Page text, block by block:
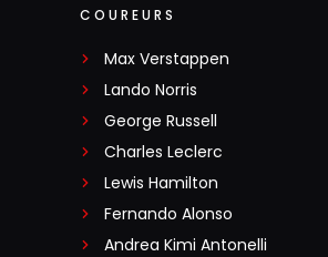
COUREURS
Max Verstappen
Lando Norris
George Russell
Charles Leclerc
Lewis Hamilton
Fernando Alonso
Andrea Kimi Antonelli